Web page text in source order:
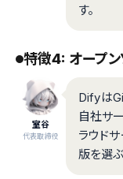
す。
特徴4: オープン
室谷
代表取締役
Difyは
自社サ
ラウド
版を選